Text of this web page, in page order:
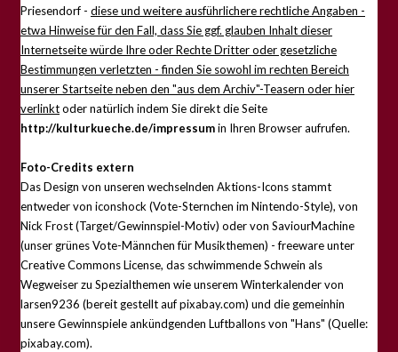
Priesendorf - diese und weitere ausführlichere rechtliche Angaben -
etwa Hinweise für den Fall, dass Sie ggf. glauben Inhalt dieser
Internetseite würde Ihre oder Rechte Dritter oder gesetzliche
Bestimmungen verletzten - finden Sie sowohl im rechten Bereich
unserer Startseite neben den "aus dem Archiv"-Teasern oder hier
verlinktoder natürlich indem Sie direkt die Seite
http://kulturkueche.de/impressumin Ihren Browser aufrufen.
Foto-Credits extern
Das Design von unseren wechselnden Aktions-Icons stammt
entweder von iconshock (Vote-Sternchen im Nintendo-Style), von
Nick Frost (Target/Gewinnspiel-Motiv) oder von SaviourMachine
(unser grünes Vote-Männchen für Musikthemen) - freeware unter
Creative Commons License, das schwimmende Schwein als
Wegweiser zu Spezialthemen wie unserem Winterkalender von
larsen9236 (bereit gestellt auf pixabay.com) und die gemeinhin
unsere Gewinnspiele ankündgenden Luftballons von "Hans" (Quelle:
pixabay.com).